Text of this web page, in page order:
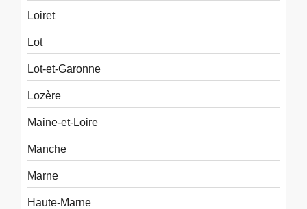
Loiret
Lot
Lot-et-Garonne
Lozère
Maine-et-Loire
Manche
Marne
Haute-Marne